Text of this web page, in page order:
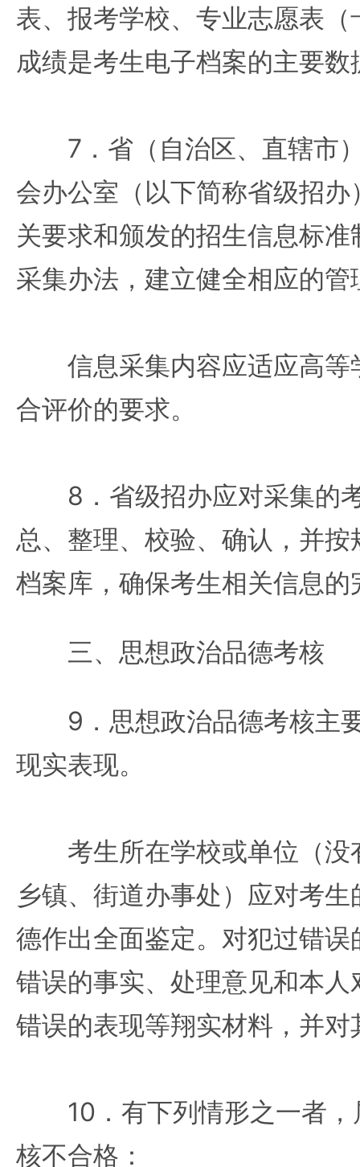
表、报考学校、专业志愿表
成绩是考生电子档案的主要数
7．省（自治区、直辖市
会办公室（以下简称省级招
关要求和颁发的招生信息标
采集办法，建立健全相应的管
信息采集内容应适应高等
合评价的要求。
8．省级招办应对采集的
总、整理、校验、确认，并
档案库，确保考生相关信息的
三、思想政治品德考核
9．思想政治品德考核主
现实表现。
考生所在学校或单位（没
乡镇、街道办事处）应对考
德作出全面鉴定。对犯过错
错误的事实、处理意见和本
错误的表现等翔实材料，并
10．有下列情形之一者，
核不合格：